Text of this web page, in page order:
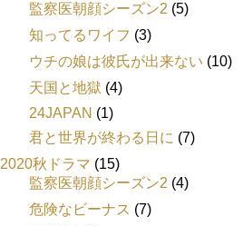
監察医朝顔シーズン2 (5)
知ってるワイフ (3)
ウチの娘は彼氏が出来ない (10)
天国と地獄 (4)
24JAPAN (1)
君と世界が終わる日に (7)
2020秋ドラマ (15)
監察医朝顔シーズン2 (4)
危険なビーナス (7)